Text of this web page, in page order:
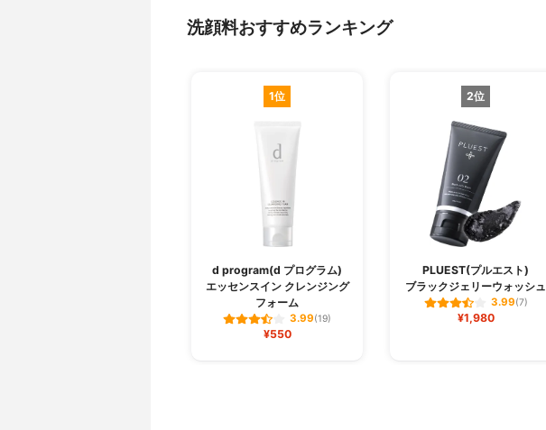
洗顔料おすすめランキング
1位
d program(d プログラム)
エッセンスイン クレンジング
フォーム
3.99(19)
¥550
2位
PLUEST(プルエスト)
ブラックジェリーウォッシュ
3.99(7)
¥1,980